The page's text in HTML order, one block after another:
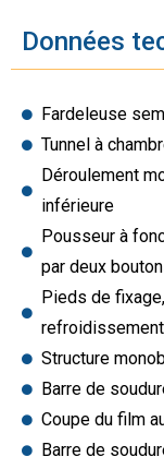
Données
Fardeleuse
Tunnel à
Déroulement
inférieure
Pousseur à
par deux
Pieds de
Structure
Barre de
Coupe du film
Barre de